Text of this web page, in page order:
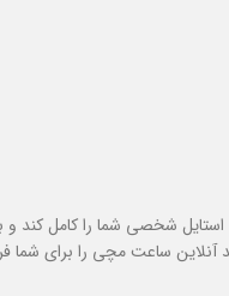
شخصی شما را کامل کند و
آنلاین ساعت مچی را برای شما